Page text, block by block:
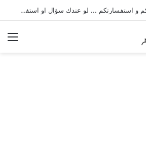
نتشرف بتلقي طلباتكم و استفسارتكم ... لو عندك سؤال او استفسار ماتدرددش فى طلب المساعدة